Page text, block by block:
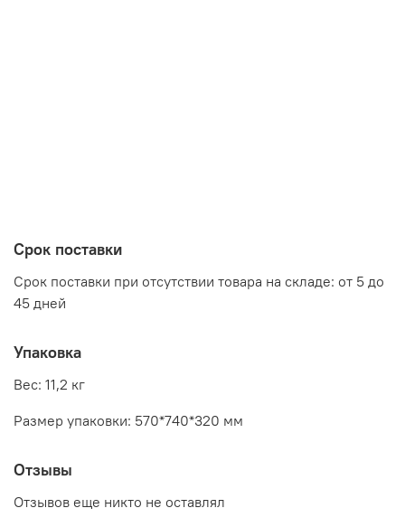
Срок поставки
Срок поставки при отсутствии товара на складе: от 5 до
45 дней
Упаковка
Вес: 11,2 кг
Размер упаковки: 570*740*320 мм
Отзывы
Отзывов еще никто не оставлял